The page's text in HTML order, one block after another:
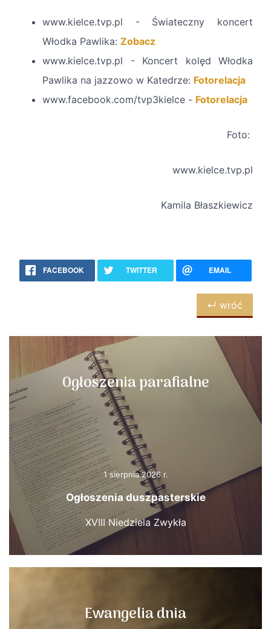
www.kielce.tvp.pl - Świateczny koncert
Włodka Pawlika: Zobacz
www.kielce.tvp.pl - Koncert kolęd Włodka
Pawlika na jazzowo w Katedrze: Fotorelacja
www.facebook.com/tvp3kielce - Fotorelacja
Foto:
www.kielce.tvp.pl
Kamila Błaszkiewicz
FACEBOOK TWITTER EMAIL
↵ wróć
Ogłoszenia parafialne
1 sierpnia 2026 r.
Ogłoszenia duszpasterskie
XVIII Niedziela Zwykła
Ewangelia dnia